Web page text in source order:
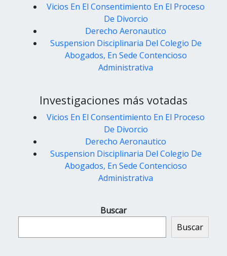
Vicios En El Consentimiento En El Proceso
De Divorcio
Derecho Aeronautico
Suspension Disciplinaria Del Colegio De
Abogados, En Sede Contencioso
Administrativa
Investigaciones más votadas
Vicios En El Consentimiento En El Proceso
De Divorcio
Derecho Aeronautico
Suspension Disciplinaria Del Colegio De
Abogados, En Sede Contencioso
Administrativa
Buscar
Buscar